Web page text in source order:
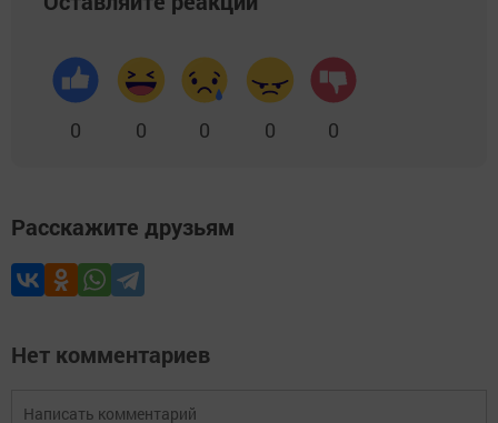
0 0 0 0 0
Расскажите друзьям
Нет комментариев